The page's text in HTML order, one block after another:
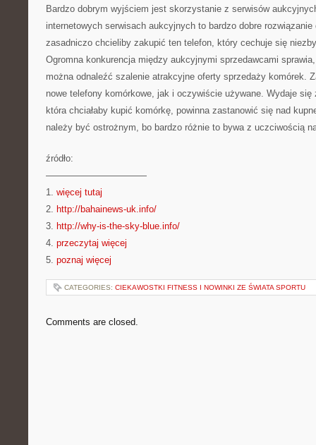
Bardzo dobrym wyjściem jest skorzystanie z serwisów
internetowych serwisach aukcyjnych to bardzo dobre
zasadniczo chcieliby zakupić ten telefon, który cechuje się
Ogromna konkurencja między aukcyjnymi sprzedawcami
można odnaleźć szalenie atrakcyjne oferty sprzedaży komórek.
nowe telefony komórkowe, jak i oczywiście używane. Wydaje
która chciałaby kupić komórkę, powinna zastanowić się nad
należy być ostrożnym, bo bardzo różnie to bywa z uczciwością
źródło:
———————————
1. więcej tutaj
2. http://bahainews-uk.info/
3. http://why-is-the-sky-blue.info/
4. przeczytaj więcej
5. poznaj więcej
CATEGORIES: CIEKAWOSTKI FITNESS I NOWINKI ZE ŚWIATA SPORTU
Comments are closed.